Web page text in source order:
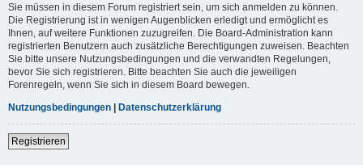
Sie müssen in diesem Forum registriert sein, um sich anmelden zu können.
Die Registrierung ist in wenigen Augenblicken erledigt und ermöglicht es
Ihnen, auf weitere Funktionen zuzugreifen. Die Board-Administration kann
registrierten Benutzern auch zusätzliche Berechtigungen zuweisen. Beachten
Sie bitte unsere Nutzungsbedingungen und die verwandten Regelungen,
bevor Sie sich registrieren. Bitte beachten Sie auch die jeweiligen
Forenregeln, wenn Sie sich in diesem Board bewegen.
Nutzungsbedingungen | Datenschutzerklärung
Registrieren